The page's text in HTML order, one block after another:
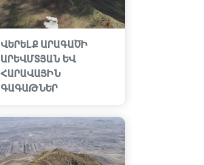
ՎԵՐԵԼՔ ԱՐԱԳԱԾԻ
ԱՐԵՎՄՏՅԱՆ ԵՎ
ՀԱՐԱՎԱՅԻՆ
ԳԱԳԱԹՆԵՐ